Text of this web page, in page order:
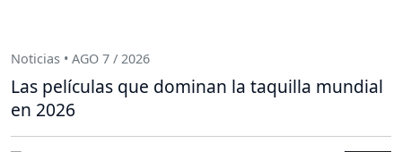
Noticias • AGO 7 / 2026
Las películas que dominan la taquilla mundial
en 2026